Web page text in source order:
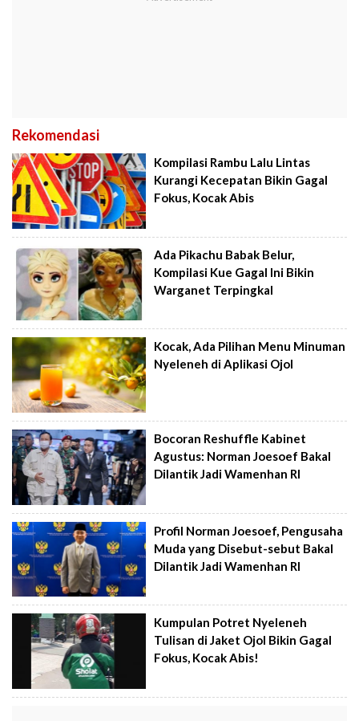
Rekomendasi
Kompilasi Rambu Lalu Lintas
Kurangi Kecepatan Bikin Gagal
Fokus, Kocak Abis
Ada Pikachu Babak Belur,
Kompilasi Kue Gagal Ini Bikin
Warganet Terpingkal
Kocak, Ada Pilihan Menu Minuman
Nyeleneh di Aplikasi Ojol
Bocoran Reshuffle Kabinet
Agustus: Norman Joesoef Bakal
Dilantik Jadi Wamenhan RI
Profil Norman Joesoef, Pengusaha
Muda yang Disebut-sebut Bakal
Dilantik Jadi Wamenhan RI
Kumpulan Potret Nyeleneh
Tulisan di Jaket Ojol Bikin Gagal
Fokus, Kocak Abis!